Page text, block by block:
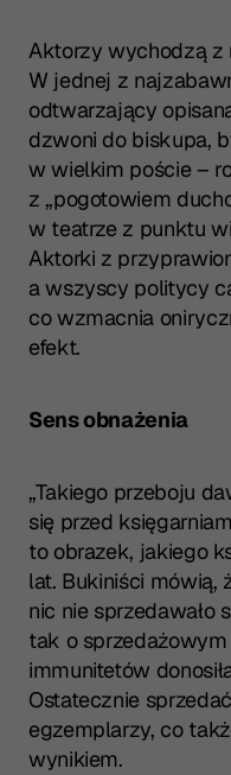
Aktorzy wychodzą z
W jednej z
odtwarzający
dzwoni do biskupa,
w wielkim poście –
z „pogotowiem
w teatrze z punktu
Aktorki z
a wszyscy politycy
co wzmacnia
efekt.
Sens obnażenia
„Takiego przeboju
się przed
to obrazek, jakiego
lat. Bukiniści mówią,
nic nie sprzedawało
tak o
immunitetów
Ostatecznie
egzemplarzy, co
wynikiem.